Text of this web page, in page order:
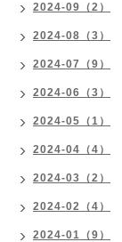
2024-09（2）
2024-08（3）
2024-07（9）
2024-06（3）
2024-05（1）
2024-04（4）
2024-03（2）
2024-02（4）
2024-01（9）